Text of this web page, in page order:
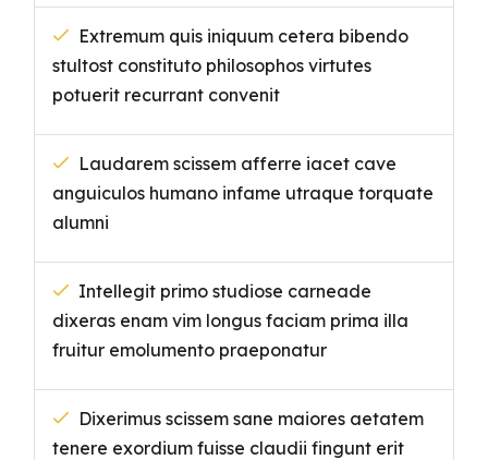
Extremum quis iniquum cetera bibendo
stultost constituto philosophos virtutes
potuerit recurrant convenit
Laudarem scissem afferre iacet cave
anguiculos humano infame utraque torquate
alumni
Intellegit primo studiose carneade
dixeras enam vim longus faciam prima illa
fruitur emolumento praeponatur
Dixerimus scissem sane maiores aetatem
tenere exordium fuisse claudii fingunt erit